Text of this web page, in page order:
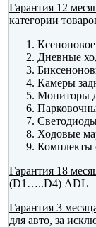
Гарантия 12
категории
Дневные
Камеры
Мониторы
Ходовые
Комплекты
Гарантия 18
(D1…..D4) ADL
Гарантия 3
для авто, за